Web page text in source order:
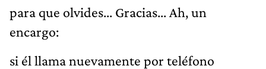
para que olvides... Gracias... Ah, un
encargo:
si él llama nuevamente por teléfono